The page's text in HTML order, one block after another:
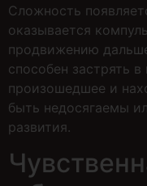
Сложность
оказывается
продвижению
способен застрять
произошедшее и
быть недосягаемы
развития.